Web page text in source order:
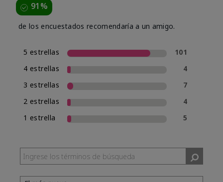
91%
de los encuestados recomendaría a un amigo.
5 estrellas
101
4 estrellas
4
3 estrellas
7
2 estrellas
4
1 estrella
5